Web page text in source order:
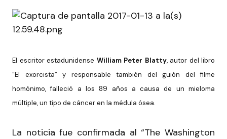
El escritor estadunidense William Peter Blatty, autor del libro
“El exorcista” y responsable también del guión del filme
homónimo, falleció a los 89 años a causa de un mieloma
múltiple, un tipo de cáncer en la médula ósea.
La noticia fue confirmada al “The Washington